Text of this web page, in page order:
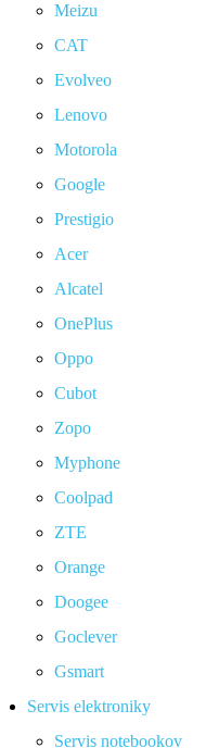
Meizu
CAT
Evolveo
Lenovo
Motorola
Google
Prestigio
Acer
Alcatel
OnePlus
Oppo
Cubot
Zopo
Myphone
Coolpad
ZTE
Orange
Doogee
Goclever
Gsmart
Servis elektroniky
Servis notebookov